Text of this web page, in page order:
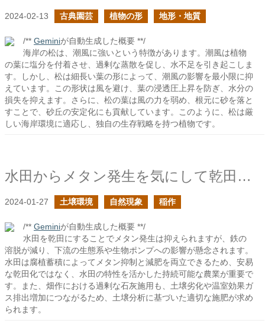
2024-02-13 古典園芸 植物の形 地形・地質
/** Geminiが自動生成した概要 **/
海岸の松は、潮風に強いという特徴があります。潮風は植物
の葉に塩分を付着させ、過剰な蒸散を促し、水不足を引き起こしま
す。しかし、松は細長い葉の形によって、潮風の影響を最小限に抑
えています。この形状は風を避け、葉の浸透圧上昇を防ぎ、水分の
損失を抑えます。さらに、松の葉は風の力を弱め、根元に砂を落と
すことで、砂丘の安定化にも貢献しています。このように、松は厳
しい海岸環境に適応し、独自の生存戦略を持つ植物です。
水田からメタン発生を気にして乾田にすることは良い手なのだろうか？
2024-01-27 土壌環境 自然現象 稲作
/** Geminiが自動生成した概要 **/
水田を乾田にすることでメタン発生は抑えられますが、鉄の
溶脱が減り、下流の生態系や生物ポンプへの影響が懸念されます。
水田は腐植蓄積によってメタン抑制と減肥を両立できるため、安易
な乾田化ではなく、水田の特性を活かした持続可能な農業が重要で
す。また、畑作における過剰な石灰施用も、土壌劣化や温室効果ガ
ス排出増加につながるため、土壌分析に基づいた適切な施肥が求め
られます。